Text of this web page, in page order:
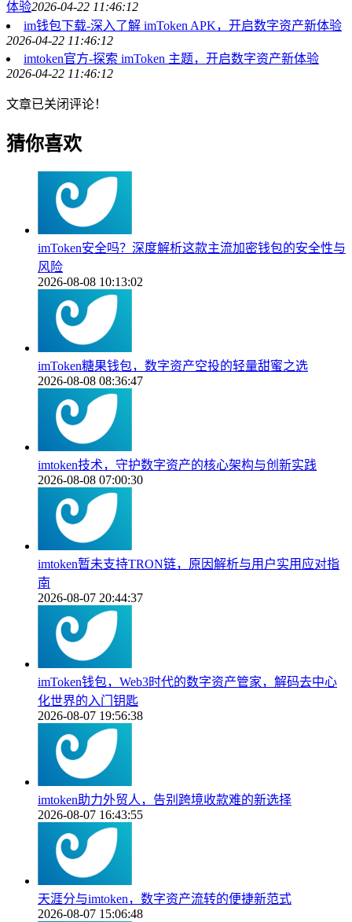
体验2026-04-22 11:46:12
im钱包下载-深入了解 imToken APK，开启数字资产新体验
2026-04-22 11:46:12
imtoken官方-探索 imToken 主题，开启数字资产新体验
2026-04-22 11:46:12
文章已关闭评论！
猜你喜欢
imToken安全吗？深度解析这款主流加密钱包的安全性与
风险
2026-08-08 10:13:02
imToken糖果钱包，数字资产空投的轻量甜蜜之选
2026-08-08 08:36:47
imtoken技术，守护数字资产的核心架构与创新实践
2026-08-08 07:00:30
imtoken暂未支持TRON链，原因解析与用户实用应对指
南
2026-08-07 20:44:37
imToken钱包，Web3时代的数字资产管家，解码去中心
化世界的入门钥匙
2026-08-07 19:56:38
imtoken助力外贸人，告别跨境收款难的新选择
2026-08-07 16:43:55
天涯分与imtoken，数字资产流转的便捷新范式
2026-08-07 15:06:48